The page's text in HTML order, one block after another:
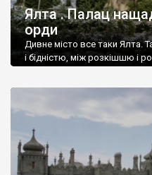
Ялта . Палац
орди
Дивне місто все таки Ялта.
і бідністю, між розкішшю і